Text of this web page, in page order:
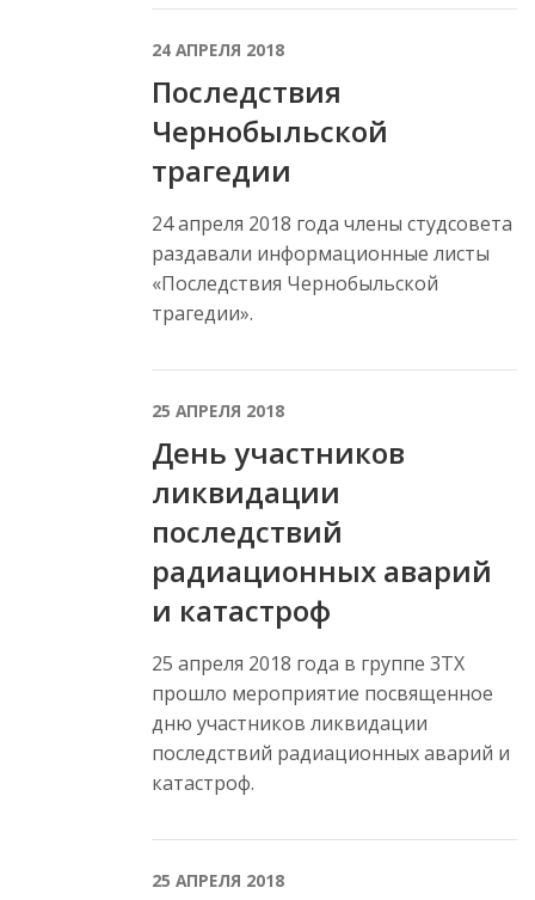
24 АПРЕЛЯ 2018
Последствия
Чернобыльской
трагедии
24 апреля 2018 года члены студсовета
раздавали информационные листы
«Последствия Чернобыльской
трагедии».
25 АПРЕЛЯ 2018
День участников
ликвидации
последствий
радиационных аварий
и катастроф
25 апреля 2018 года в группе 3ТХ
прошло мероприятие посвященное
дню участников ликвидации
последствий радиационных аварий и
катастроф.
25 АПРЕЛЯ 2018